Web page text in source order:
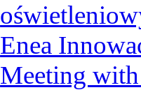
Enea
Meeting